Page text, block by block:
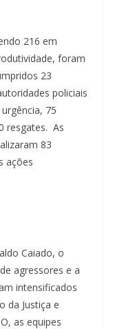
216 em
foram
23
policiais
75
resgates. As
83
ações
Caiado, o
agressores e a
intensificados
da Justiça e
as equipes